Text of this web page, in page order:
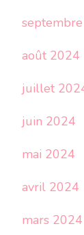
août 2024
juillet
juin 2024
mai 2024
avril 2024
mars 2024